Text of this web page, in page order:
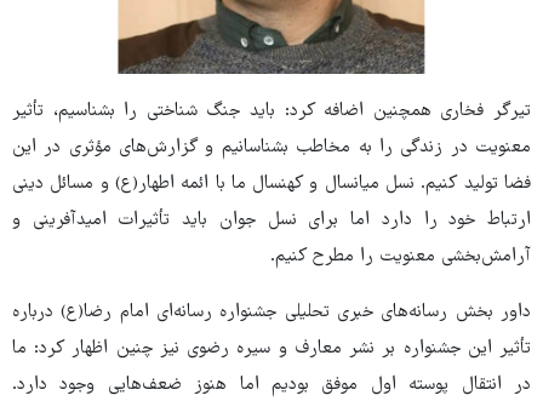
تیرگر فخاری همچنین اضافه کرد: باید جنگ شناختی را بشناسیم، تأثیر
معنویت در زندگی را به مخاطب بشناسانیم و گزارش‌های مؤثری در این
فضا تولید کنیم. نسل میانسال و کهنسال ما با ائمه اطهار(ع) و مسائل دینی
ارتباط خود را دارد اما برای نسل جوان باید تأثیرات امیدآفرینی و
آرامش‌بخشی معنویت را مطرح کنیم.
داور بخش رسانه‌های خبری تحلیلی جشنواره رسانه‌ای امام رضا(ع) درباره
تأثیر این جشنواره بر نشر معارف و سیره رضوی نیز چنین اظهار کرد: ما
در انتقال پوسته اول موفق بودیم اما هنوز ضعف‌هایی وجود دارد.